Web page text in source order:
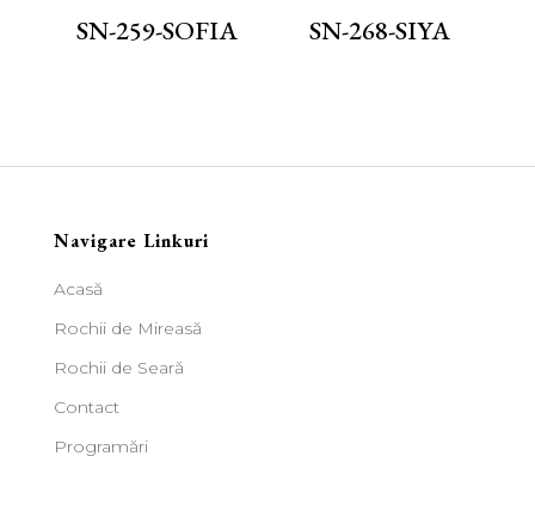
SN-259-SOFIA SN-268-SIYA
Navigare Linkuri
Acasă
Rochii de Mireasă
Rochii de Seară
Contact
Programări